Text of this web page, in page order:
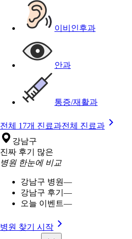
이비인후과
안과
통증/재활과
전체 17개 진료과전체 진료과
강남구
진짜 후기 많은
병원 한눈에 비교
강남구 병원—
강남구 후기 —
오늘 이벤트—
병원 찾기 시작